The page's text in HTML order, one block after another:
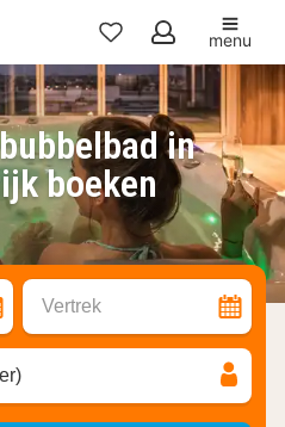
Mijn
favorieten
menu
in
boeken
Vertrek